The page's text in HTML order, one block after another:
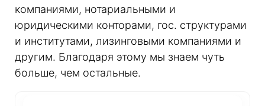
компаниями, нотариальными и
юридическими конторами, гос. структурами
и институтами, лизинговыми компаниями и
другим. Благодаря этому мы знаем чуть
больше, чем остальные.